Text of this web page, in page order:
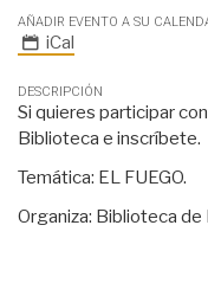
AÑADIR EVENTO A SU
iCal
DESCRIPCIÓN
Si quieres participar
Biblioteca e inscríbete.
Temática: EL FUEGO.
Organiza: Biblioteca de